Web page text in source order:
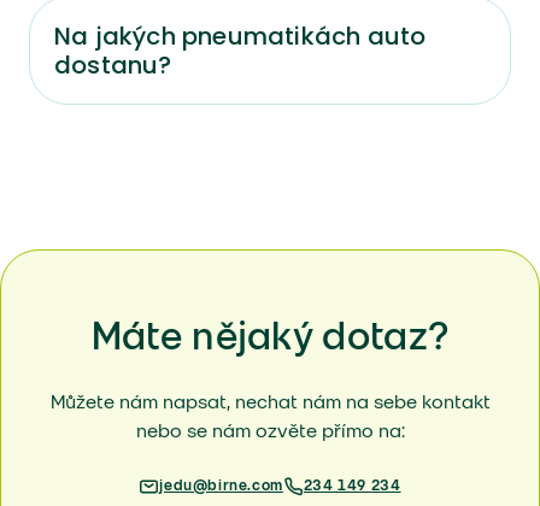
Na jakých pneumatikách auto
dostanu?
Máte nějaký dotaz?
Můžete nám napsat, nechat nám na sebe kontakt
nebo se nám ozvěte přímo na:
jedu@birne.com 234 149 234